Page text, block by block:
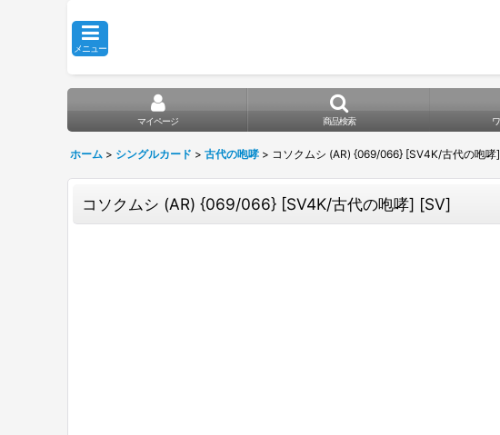
メニュー
マイページ 商品検索
ホーム > シングルカード > 古代の咆哮 > コソクムシ (AR) {069/066} [SV4K/古代の咆哮
コソクムシ (AR) {069/066} [SV4K/古代の咆哮] [SV]